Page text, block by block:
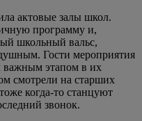
актовые залы школ.
программу и,
школьный вальс,
Гости мероприятия
важным этапом в их
смотрели на старших
когда-то станцуют
звонок.